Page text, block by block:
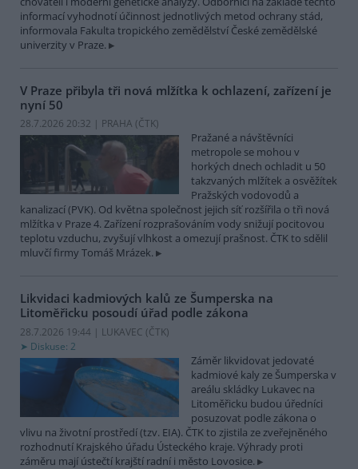
informací vyhodnotí účinnost jednotlivých metod ochrany stád,
informovala Fakulta tropického zemědělství České zemědělské
univerzity v Praze.
V Praze přibyla tři nová mlžítka k ochlazení, zařízení je
nyní 50
28.7.2026 20:32 | PRAHA (ČTK)
Pražané a návštěvníci
metropole se mohou v
horkých dnech ochladit u 50
takzvaných mlžítek a osvěžítek
Pražských vodovodů a
kanalizací (PVK). Od května společnost jejich síť rozšířila o tři nová
mlžítka v Praze 4. Zařízení rozprašováním vody snižují pocitovou
teplotu vzduchu, zvyšují vlhkost a omezují prašnost. ČTK to sdělil
mluvčí firmy Tomáš Mrázek.
Likvidaci kadmiových kalů ze Šumperska na
Litoměřicku posoudí úřad podle zákona
28.7.2026 19:44 | LUKAVEC (ČTK)
Diskuse: 2
Záměr likvidovat jedovaté
kadmiové kaly ze Šumperska v
areálu skládky Lukavec na
Litoměřicku budou úředníci
posuzovat podle zákona o
vlivu na životní prostředí (tzv. EIA). ČTK to zjistila ze zveřejněného
rozhodnutí Krajského úřadu Ústeckého kraje. Výhrady proti
záměru mají ústečtí krajští radní i město Lovosice.